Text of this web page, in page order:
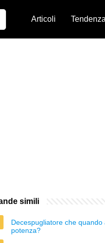
Articoli Tendenza
simili
Decespugliatore che
potenza?